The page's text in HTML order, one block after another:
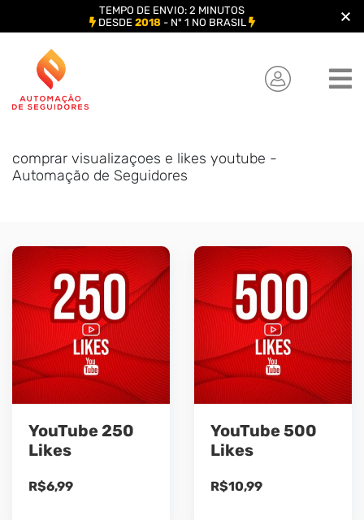
content
comprar visualizaçoes e likes youtube -
Automação de Seguidores
YouTube 250
Likes
R$6,99
YouTube 500
Likes
R$10,99
TEMPO DE ENVIO: 2 MINUTOS
DESDE 2018- Nº 1 NO BRASIL